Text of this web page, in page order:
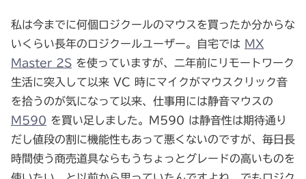
私は今までに何個ロジクールのマウスを買ったか分からな
いくらい長年のロジクールユーザー。自宅では
MX
Master 2S を使っていますが、二年前にリモートワーク
生活に突入して以来 VC 時にマイクがマウスクリック音
を拾うのが気になって以来、仕事用には静音マウスの
M590 を買い足しました。M590 は静音性は期待通り
だし値段の割に機能性もあって悪くないのですが、毎日長
時間使う商売道具ならもうちょっとグレードの高いものを